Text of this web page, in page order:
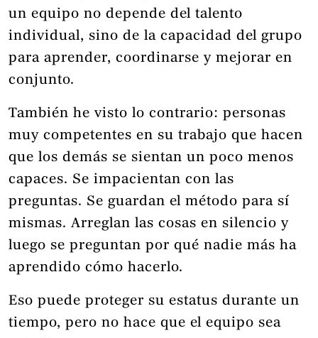
un equipo no depende del talento
individual, sino de la capacidad del grupo
para aprender, coordinarse y mejorar en
conjunto.
También he visto lo contrario: personas
muy competentes en su trabajo que hacen
que los demás se sientan un poco menos
capaces. Se impacientan con las
preguntas. Se guardan el método para sí
mismas. Arreglan las cosas en silencio y
luego se preguntan por qué nadie más ha
aprendido cómo hacerlo.
Eso puede proteger su estatus durante un
tiempo, pero no hace que el equipo sea